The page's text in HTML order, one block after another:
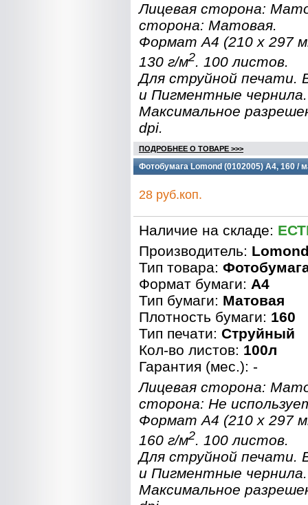
Лицевая сторона:
сторона: Матовая.
Формат A4 (210 x 297
130 г/м2. 100 листов.
Для струйной печати.
и Пигментные чернила.
Максимальное
dpi.
ПОДРОБНЕЕ О ТОВАРЕ >>>
Фотобумага Lomond (0102005) A4, 160 /
28 руб.коп.
Наличие на складе:
Производитель:
Тип товара:
Формат бумаги: A4
Тип бумаги: Матовая
Плотность бумаги: 160
Тип печати: Струйный
Кол-во листов: 100л
Гарантия (мес.): -
Лицевая сторона:
сторона: Не
Формат A4 (210 x 297
160 г/м2. 100 листов.
Для струйной печати.
и Пигментные чернила.
Максимальное